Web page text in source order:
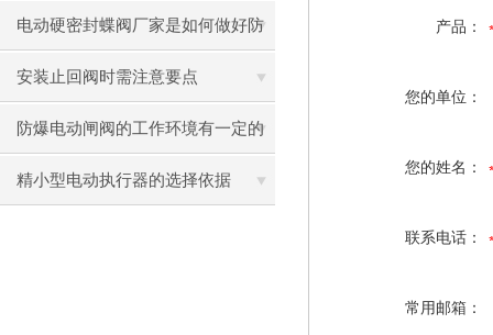
不同
电动硬密封蝶阀厂家是如何做好防
腐的
安装止回阀时需注意要点
防爆电动闸阀的工作环境有一定的
要求
精小型电动执行器的选择依据
产品：
您的单位：
您的姓名：
联系电话：
常用邮箱：